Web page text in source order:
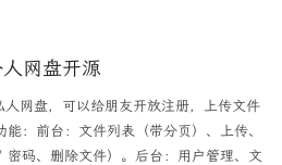
人网盘开源
网盘，可以给朋友开放注册，上传文件
：前台：文件列表（带分页）、上传、
码、删除文件）。后台：用户管理、文